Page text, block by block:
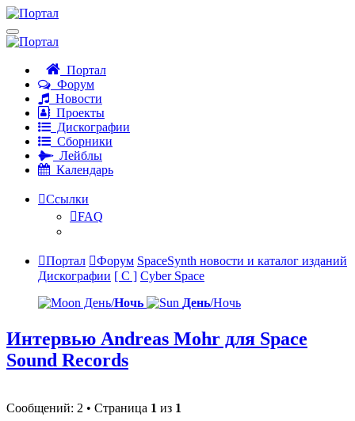
Портал
Форум
Новости
Проекты
Дискографии
Сборники
Лейблы
Календарь
Ссылки
FAQ
Портал Форум SpaceSynth новости и каталог изданий
Дискографии [ C ] Cyber Space
День/Ночь День/Ночь
Интервью Andreas Mohr для Space
Sound Records
Сообщений: 2 • Страница 1 из 1